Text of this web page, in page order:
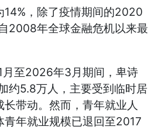
14%，除了疫情期间的2020
2008年全球金融危机以来最
至2026年3月期间，卑诗
约5.8万人，主要受到临时居
带动。然而，青年就业人
青年就业规模已退回至2017